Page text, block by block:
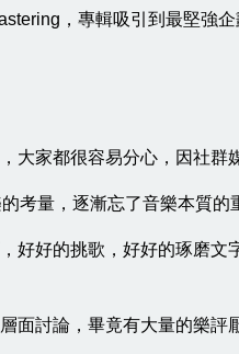
，專輯吸引到最堅強
大家都很容易分心，因社
考量，逐漸忘了音樂本質的
好好的挑歌，好好的琢磨
面討論，畢竟有大量的樂